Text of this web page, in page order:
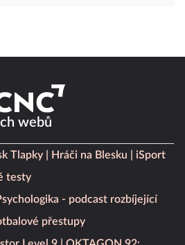
webů
Tlapky Hráči na Blesku
iSport
testy
- podcast rozbíjející
přestupy